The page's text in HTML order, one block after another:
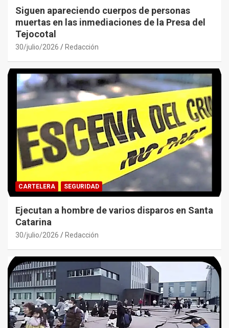
Siguen apareciendo cuerpos de personas
muertas en las inmediaciones de la Presa del
Tejocotal
30/julio/2026 Redacción
CARTELERA SEGURIDAD
Ejecutan a hombre de varios disparos en Santa
Catarina
30/julio/2026 Redacción